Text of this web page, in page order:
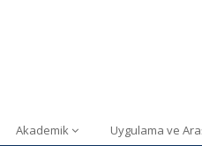
Akademik Uygulama ve